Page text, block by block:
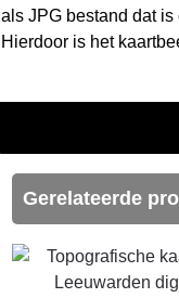
als JPG bestand dat
Hierdoor is het
Gerelateerde